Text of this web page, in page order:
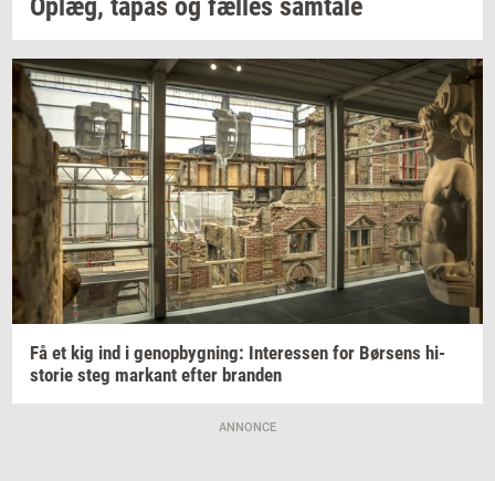
Oplæg, tapas og fæl­les sam­ta­le
Få et kig ind i genop­byg­ning: In­ter­es­sen for Bør­sens hi­
sto­rie steg mar­kant efter bran­den
ANNONCE